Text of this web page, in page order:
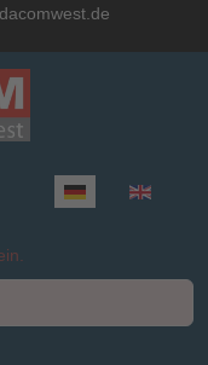
Sprache auswählen